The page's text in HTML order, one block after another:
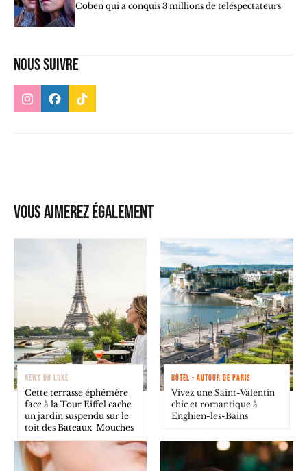
Coben qui a conquis 3 millions de téléspectateurs
Nous suivre
Vous aimerez également
NEWS DU LUXE
Cette terrasse éphémère
face à la Tour Eiffel cache
un jardin suspendu sur le
toit des Bateaux-Mouches
HÔTEL - AUTOUR DE PARIS
Vivez une Saint-Valentin
chic et romantique à
Enghien-les-Bains